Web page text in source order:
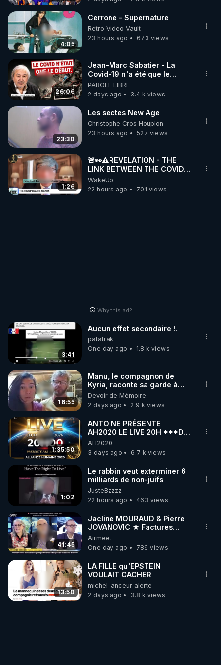
4:05
Cerrone - Supernature
Retro Video Vault
23 hours ago
673 views
26:06
Jean-Marc Sabatier - La
Covid-19 n'a été que le
début - L'ARNm & l'ARNm-aa
jusqu où auront-t-il ?
PAROLE LIBRE
2 days ago
3.4 k views
23:30
Les sectes New Age
Christophe Cros Houplon
23 hours ago
527 views
1:26
🚨👀⚠️REVELATION - THE
LINK BETWEEN THE COVID
VACCINE AND CANCER -LIEN
VACCIN COVID ET CANCER
WakeUp
22 hours ago
701 views
Why this ad?
3:41
Aucun effet secondaire !.
patatrak
One day ago
1.8 k views
16:55
Manu, le compagnon de
Kyria, raconte sa garde à
vue musclée. PARTAGEZ!
Devoir de Mémoire
2 days ago
2.9 k views
1:35:50
ANTOINE PRÉSENTE
AH2020 LE LIVE 20H ***DU
06/08/2026***
AH2020
3 days ago
6.7 k views
1:02
Le rabbin veut exterminer 6
milliards de non-juifs
JusteBzzzz
22 hours ago
463 views
41:45
Jacline MOURAUD & Pierre
JOVANOVIC ★ Factures
Impayées : Où Est Passé Le
Pognon ?
Airmeet
One day ago
789 views
13:50
LA FILLE qu'EPSTEIN
VOULAIT CACHER
michel lanceur alerte
2 days ago
3.8 k views